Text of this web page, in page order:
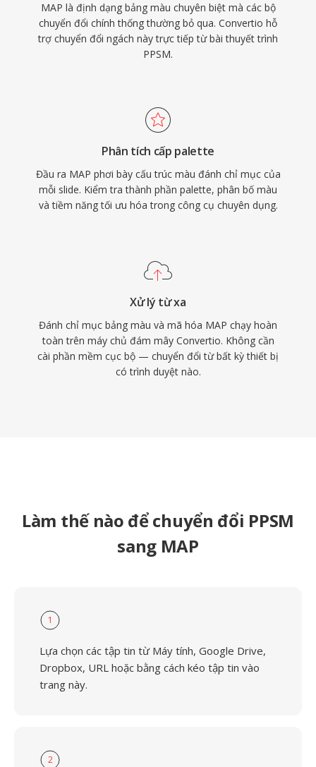
MAP là định dạng bảng màu chuyên biệt mà các bộ
chuyển đổi chính thống thường bỏ qua. Convertio hỗ
trợ chuyển đổi ngách này trực tiếp từ bài thuyết trình
PPSM.
Phân tích cấp palette
Đầu ra MAP phơi bày cấu trúc màu đánh chỉ mục của
mỗi slide. Kiểm tra thành phần palette, phân bố màu
và tiềm năng tối ưu hóa trong công cụ chuyên dụng.
Xử lý từ xa
Đánh chỉ mục bảng màu và mã hóa MAP chạy hoàn
toàn trên máy chủ đám mây Convertio. Không cần
cài phần mềm cục bộ — chuyển đổi từ bất kỳ thiết bị
có trình duyệt nào.
Làm thế nào để chuyển đổi PPSM
sang MAP
1
Lựa chọn các tập tin từ Máy tính, Google Drive,
Dropbox, URL hoặc bằng cách kéo tập tin vào
trang này.
2